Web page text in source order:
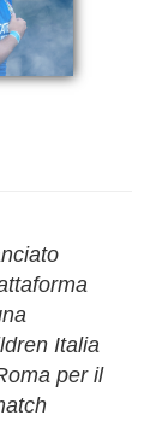
Italia
per il